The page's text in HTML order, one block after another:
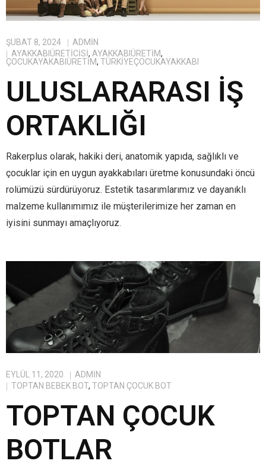
ŞUBAT 8, 2024
ADMIN
AYAKKABIÜRETICISI, AYAKKABIÜRETIM,
ÇOCUKAYAKABIÜRETIM, TÜRKIYEÇOCUKAYAKKABI
ULUSLARARASI İŞ
ORTAKLIĞI
Rakerplus olarak, hakiki deri, anatomik yapıda, sağlıklı ve
çocuklar için en uygun ayakkabıları üretme konusundaki öncü
rolümüzü sürdürüyoruz. Estetik tasarımlarımız ve dayanıklı
malzeme kullanımımız ile müşterilerimize her zaman en
iyisini sunmayı amaçlıyoruz.
EYLÜL 11, 2020
ADMIN
TOPTAN BEBEK BOT, TOPTAN ÇOCUK BOT
TOPTAN ÇOCUK
BOTLAR